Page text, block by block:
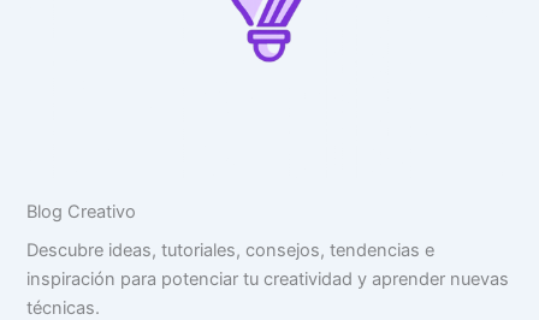
Blog Creativo
Descubre ideas, tutoriales, consejos, tendencias e
inspiración para potenciar tu creatividad y aprender nuevas
técnicas.